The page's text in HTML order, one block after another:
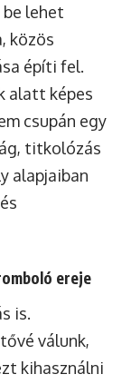
be lehet
közös
építi fel.
alatt képes
csupán egy
titkolózás
alapjaiban
ereje
is.
válunk,
kihasználni